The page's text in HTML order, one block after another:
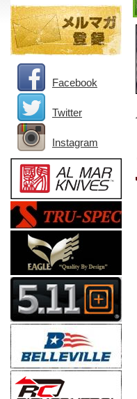
Facebook
Twitter
Instagram